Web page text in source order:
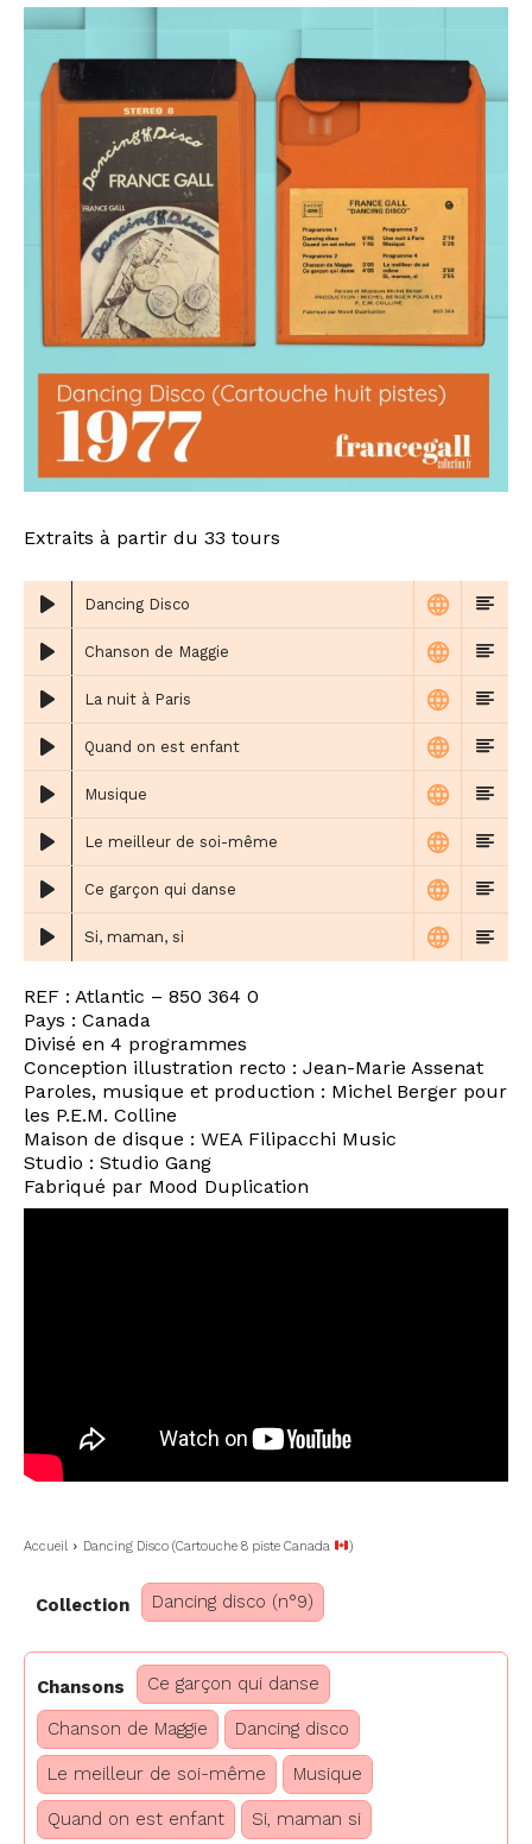
Extraits à partir du 33 tours
Dancing Disco
Chanson de Maggie
La nuit à Paris
Quand on est enfant
Musique
Le meilleur de soi-même
Ce garçon qui danse
Si, maman, si
REF : Atlantic ‎– 850 364 0
Pays : Canada
Divisé en 4 programmes
Conception illustration recto : Jean-Marie Assenat
Paroles, musique et production : Michel Berger pour
les P.E.M. Colline
Maison de disque : WEA Filipacchi Music
Studio : Studio Gang
Fabriqué par Mood Duplication
Accueil Dancing Disco (Cartouche 8 piste Canada )
Collection Dancing disco (n°9)
Chansons Ce garçon qui danse
Chanson de Maggie Dancing disco
Le meilleur de soi-même Musique
Quand on est enfant Si, maman si